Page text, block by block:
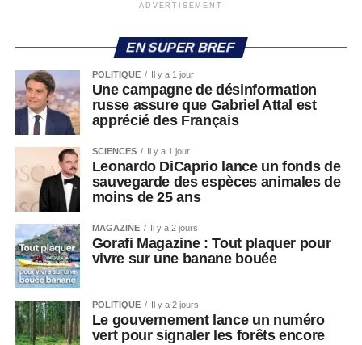
ADVERTISEMENT
EN SUPER BREF
POLITIQUE Il y a 1 jour
Une campagne de désinformation
russe assure que Gabriel Attal est
apprécié des Français
SCIENCES Il y a 1 jour
Leonardo DiCaprio lance un fonds de
sauvegarde des espèces animales de
moins de 25 ans
MAGAZINE Il y a 2 jours
Gorafi Magazine : Tout plaquer pour
vivre sur une banane bouée
POLITIQUE Il y a 2 jours
Le gouvernement lance un numéro
vert pour signaler les forêts encore